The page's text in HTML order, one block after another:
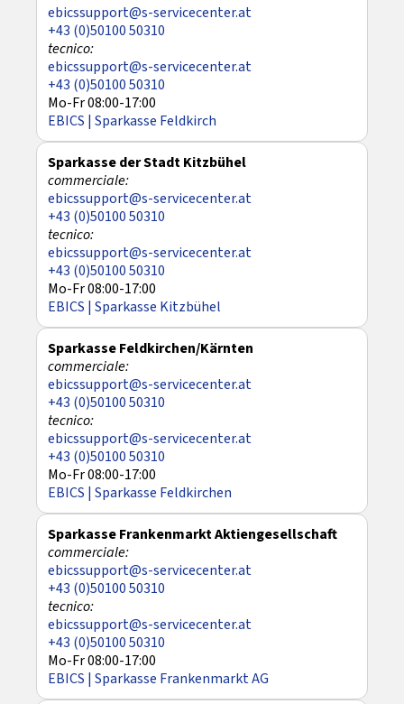
ebicssupport@s-servicecenter.at
+43 (0)50100 50310
ebicssupport@s-servicecenter.at
+43 (0)50100 50310
Mo-Fr 08:00-17:00
EBICS | Sparkasse Feldkirch
Sparkasse der Stadt Kitzbühel
ebicssupport@s-servicecenter.at
+43 (0)50100 50310
ebicssupport@s-servicecenter.at
+43 (0)50100 50310
Mo-Fr 08:00-17:00
EBICS | Sparkasse Kitzbühel
Sparkasse Feldkirchen/Kärnten
ebicssupport@s-servicecenter.at
+43 (0)50100 50310
ebicssupport@s-servicecenter.at
+43 (0)50100 50310
Mo-Fr 08:00-17:00
EBICS | Sparkasse Feldkirchen
Sparkasse Frankenmarkt Aktiengesellschaft
ebicssupport@s-servicecenter.at
+43 (0)50100 50310
ebicssupport@s-servicecenter.at
+43 (0)50100 50310
Mo-Fr 08:00-17:00
EBICS | Sparkasse Frankenmarkt AG